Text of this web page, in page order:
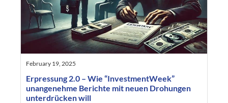
February 19, 2025
Erpressung 2.0 – Wie “InvestmentWeek”
unangenehme Berichte mit neuen Drohungen
unterdrücken will